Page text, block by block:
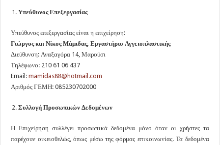
Υπεύθυνος Επεξεργασίας
Υπεύθυνος επεξεργασίας είναι η επιχείρηση:
Γιώργος και Νίκος Μάμιδας, Εργαστήριο Αγγειοπλαστικής
Διεύθυνση: Αναξαγόρα 14, Μαρούσι
Τηλέφωνο: 210 61 06 437
Email:mamidas88@hotmail.com
Αριθμός ΓΕΜΗ: 085230702000
Συλλογή Προσωπικών Δεδομένων
Η Επιχείρηση συλλέγει προσωπικά δεδομένα μόνο όταν οι χρήστες τα
παρέχουν οικειοθελώς, όπως μέσω της φόρμας επικοινωνίας. Τα δεδομένα